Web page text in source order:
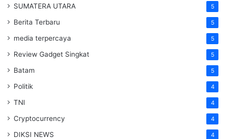
SUMATERA UTARA 5
Berita Terbaru 5
media terpercaya 5
Review Gadget Singkat 5
Batam 5
Politik 4
TNI 4
Cryptocurrency 4
DIKSI NEWS 4